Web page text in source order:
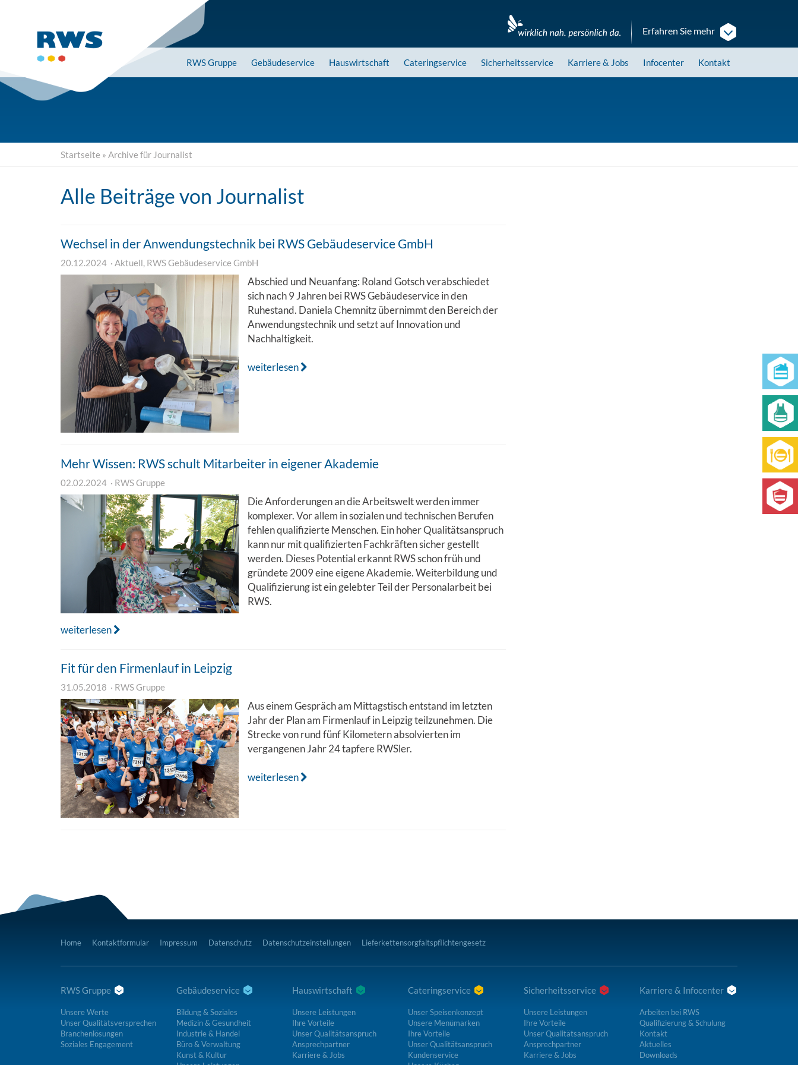
Erfahren Sie mehr
RWSGruppe Gebäudeservice Hauswirtschaft Cateringservice Sicherheitsservice Karriere& Jobs Infocenter Kontakt
Startseite » Archive für Journalist
Alle Beiträge von Journalist
Wechsel in der Anwendungstechnik bei RWS Gebäudeservice GmbH
20.12.2024 Aktuell, RWS Gebäudeservice GmbH
Abschied und Neuanfang: Roland Gotsch verabschiedet
sich nach 9 Jahren bei RWS Gebäudeservice in den
Ruhestand. Daniela Chemnitz übernimmt den Bereich der
Anwendungstechnik und setzt auf Innovation und
Nachhaltigkeit.
weiterlesen
Mehr Wissen: RWS schult Mitarbeiter in eigener Akademie
02.02.2024 RWS Gruppe
Die Anforderungen an die Arbeitswelt werden immer
komplexer. Vor allem in sozialen und technischen Berufen
fehlen qualifizierte Menschen. Ein hoher Qualitätsanspruch
kann nur mit qualifizierten Fachkräften sicher gestellt
werden. Dieses Potential erkannt RWS schon früh und
gründete 2009 eine eigene Akademie. Weiterbildung und
Qualifizierung ist ein gelebter Teil der Personalarbeit bei
RWS.
weiterlesen
Fit für den Firmenlauf in Leipzig
31.05.2018 RWS Gruppe
Aus einem Gespräch am Mittagstisch entstand im letzten
Jahr der Plan am Firmenlauf in Leipzig teilzunehmen. Die
Strecke von rund fünf Kilometern absolvierten im
vergangenen Jahr 24 tapfere RWSler.
weiterlesen
Home Kontaktformular Impressum Datenschutz Datenschutzeinstellungen Lieferkettensorgfaltspflichtengesetz
RWS Gruppe
Unsere Werte
Unser Qualitätsversprechen
Branchenlösungen
Soziales Engagement
Gebäudeservice
Bildung & Soziales
Medizin & Gesundheit
Industrie & Handel
Büro & Verwaltung
Kunst & Kultur
Hauswirtschaft
Unsere Leistungen
Ihre Vorteile
Unser Qualitätsanspruch
Ansprechpartner
Karriere & Jobs
Cateringservice
Unser Speisenkonzept
Unsere Menümarken
Ihre Vorteile
Unser Qualitätsanspruch
Kundenservice
Sicherheitsservice
Unsere Leistungen
Ihre Vorteile
Unser Qualitätsanspruch
Ansprechpartner
Karriere & Jobs
Karriere & Infocenter
Arbeiten bei RWS
Qualifizierung & Schulung
Kontakt
Aktuelles
Downloads